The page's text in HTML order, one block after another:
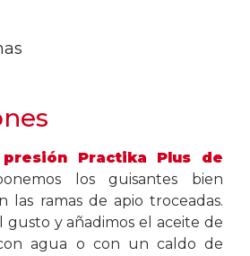
Practika Plus de
los guisantes bien
las ramas de apio troceadas.
gusto y añadimos el aceite de
agua o con un caldo de